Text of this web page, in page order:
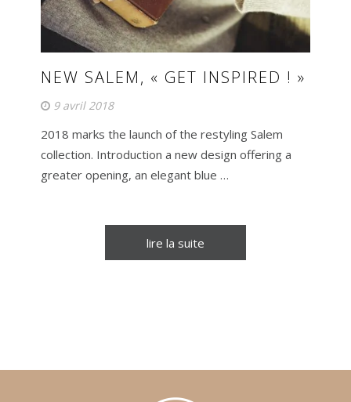
NEW SALEM, « GET INSPIRED ! »
9 avril 2018
2018 marks the launch of the restyling Salem
collection. Introduction a new design offering a
greater opening, an elegant blue …
lire la suite